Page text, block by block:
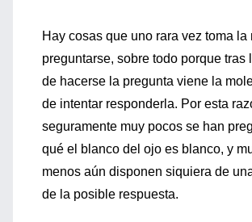
Hay cosas que uno rara vez toma la
preguntarse, sobre todo porque tras
de hacerse la pregunta viene la
de intentar responderla. Por esta
seguramente muy pocos se han
qué el blanco del ojo es blanco, y
menos aún disponen siquiera de
de la posible respuesta.